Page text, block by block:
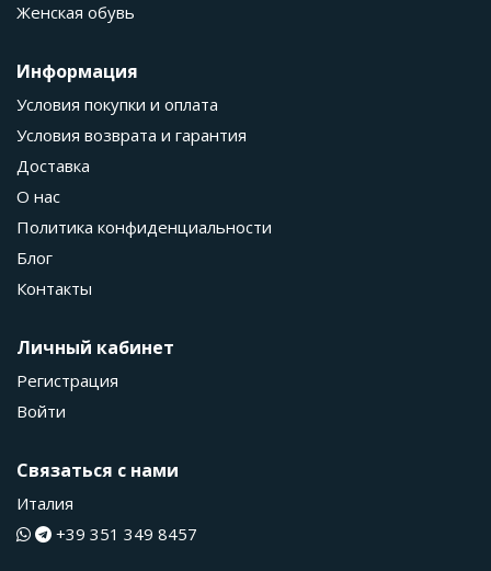
Женская обувь
Информация
Условия покупки и оплата
Условия возврата и гарантия
Доставка
О нас
Политика конфиденциальности
Блог
Контакты
Личный кабинет
Регистрация
Войти
Связаться с нами
Италия
+39 351 349 8457